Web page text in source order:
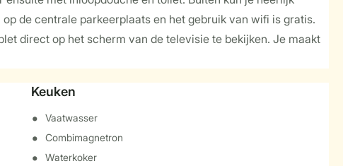
de centrale parkeerplaats en het gebruik van wifi is gratis.
direct op het scherm van de televisie te bekijken. Je maakt
Keuken
Vaatwasser
Combimagnetron
Waterkoker